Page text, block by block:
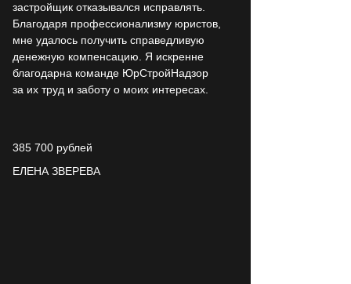
застройщик отказывался исправлять.
Благодаря профессионализму юристов,
мне удалось получить справедливую
денежную компенсацию. Я искренне
благодарна команде ЮрСтройНадзор
за их труд и заботу о моих интересах.
385 700 рублей
ЕЛЕНА ЗВЕРЕВА